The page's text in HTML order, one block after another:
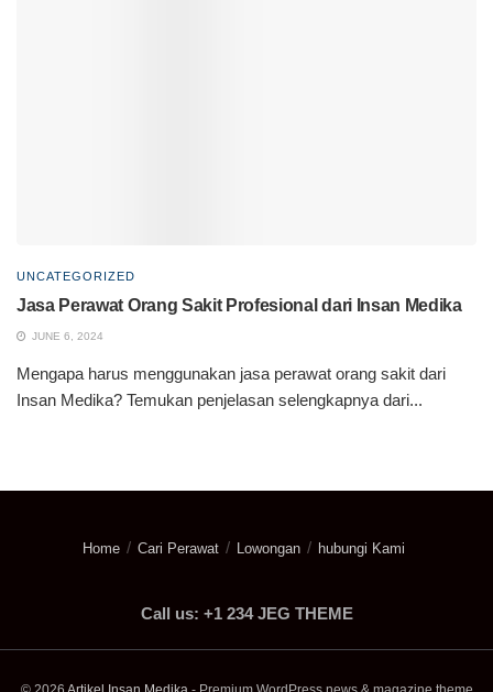
UNCATEGORIZED
Jasa Perawat Orang Sakit Profesional dari Insan Medika
JUNE 6, 2024
Mengapa harus menggunakan jasa perawat orang sakit dari
Insan Medika? Temukan penjelasan selengkapnya dari...
Home Cari Perawat Lowongan hubungi Kami
Call us: +1 234 JEG THEME